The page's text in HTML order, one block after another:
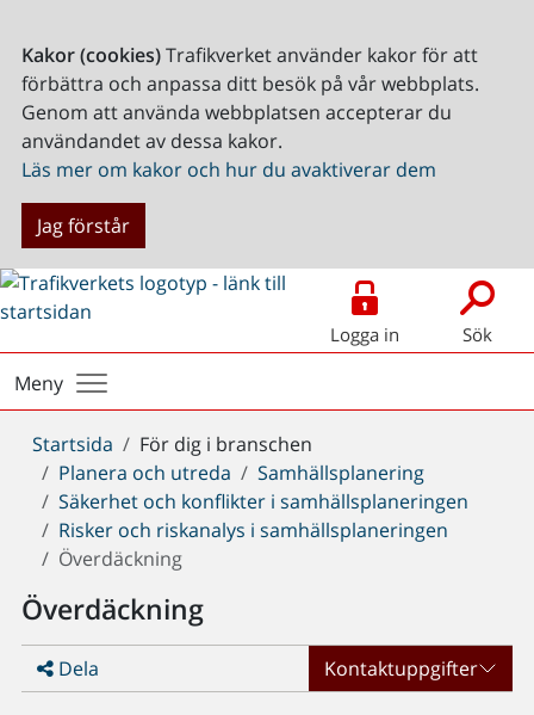
Kakor (cookies)Trafikverket använder kakor för att
förbättra och anpassa ditt besök på vår webbplats.
Genom att använda webbplatsen accepterar du
användandet av dessa kakor.
Läs mer om kakor och hur du avaktiverar dem
Jag förstår
Logga in Sök
Meny
Du
är
här:
Startsida
För dig i branschen
Planera och utreda
Samhällsplanering
Säkerhet och konflikter i samhällsplaneringen
Risker och riskanalys i samhällsplaneringen
Överdäckning
Överdäckning
Dela Kontaktuppgifter